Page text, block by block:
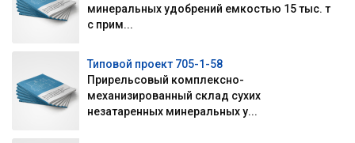
минеральных удобрений емкостью 15 тыс. т
с прим...
Типовой проект 705-1-58
Прирельсовый комплексно-
механизированный склад сухих
незатаренных минеральных у...